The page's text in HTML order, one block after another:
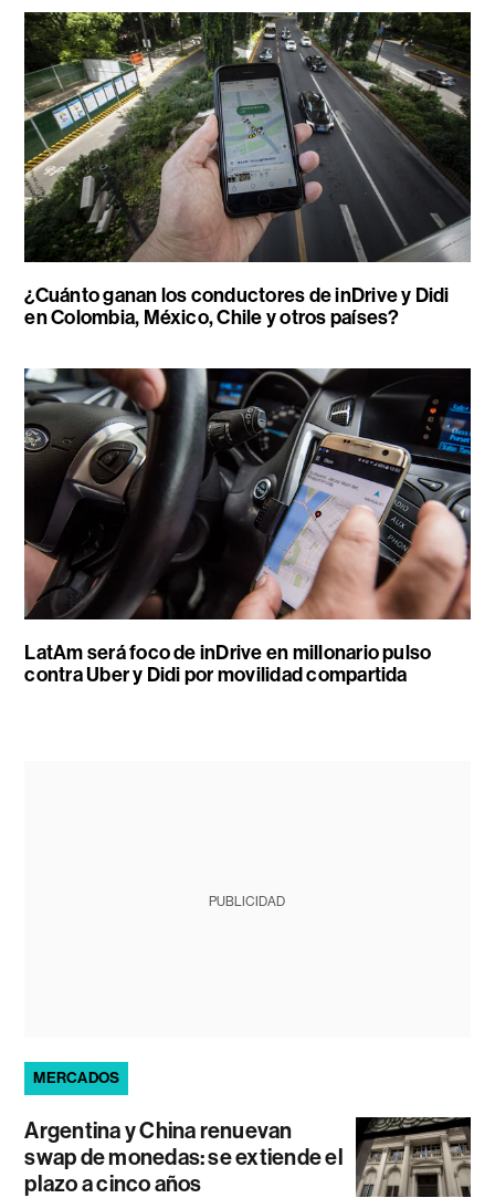
¿Cuánto ganan los conductores de inDrive y Didi
en Colombia, México, Chile y otros países?
LatAm será foco de inDrive en millonario pulso
contra Uber y Didi por movilidad compartida
PUBLICIDAD
MERCADOS
Argentina y China renuevan
swap de monedas: se extiende el
plazo a cinco años